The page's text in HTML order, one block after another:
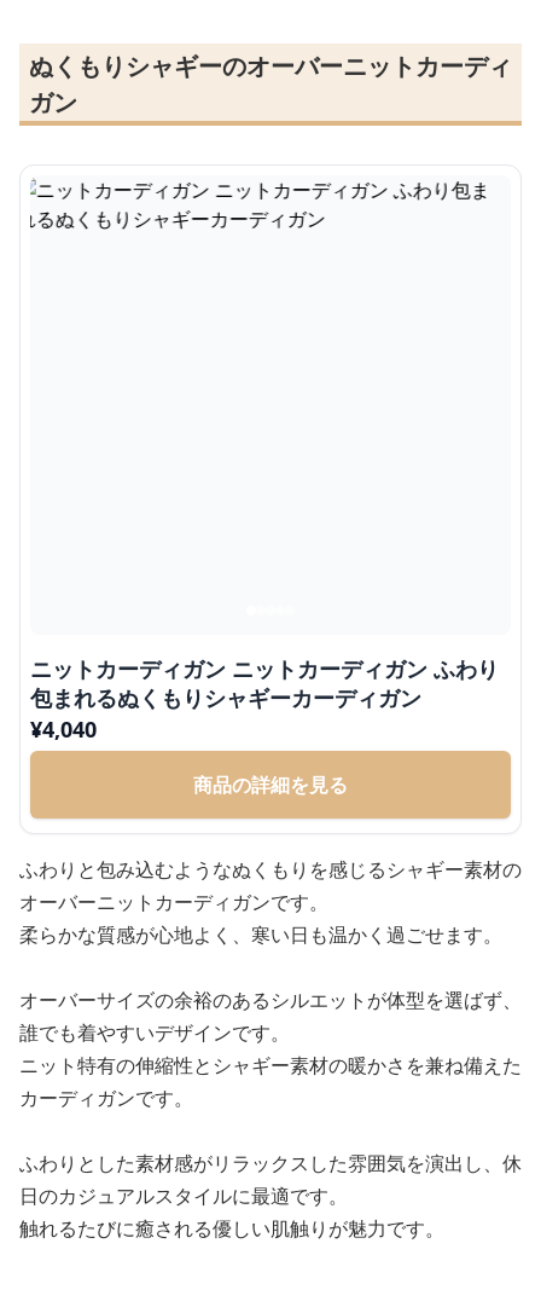
ぬくもりシャギーのオーバーニットカーディ
ガン
ニットカーディガン ニットカーディガン ふわり
包まれるぬくもりシャギーカーディガン
¥4,040
商品の詳細を見る
ふわりと包み込むようなぬくもりを感じるシャギー素材の
オーバーニットカーディガンです。
柔らかな質感が心地よく、寒い日も温かく過ごせます。
オーバーサイズの余裕のあるシルエットが体型を選ばず、
誰でも着やすいデザインです。
ニット特有の伸縮性とシャギー素材の暖かさを兼ね備えた
カーディガンです。
ふわりとした素材感がリラックスした雰囲気を演出し、休
日のカジュアルスタイルに最適です。
触れるたびに癒される優しい肌触りが魅力です。